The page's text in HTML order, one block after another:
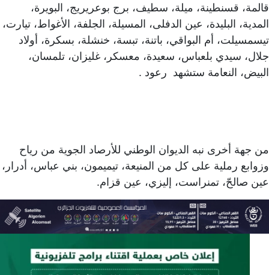
قالمة، قسنطينة، ميلة، سطيف، برج بوعريريج، البويرة،
المدية، البليدة، عين الدفلى، المسيلة، الجلفة، الأغواط، تيارت،
تيسمسيلت، أم البواقي، باتنة، تبسة، خنشلة، بسكرة، أولاد
جلال، سيدي بلعباس، سعيدة، معسكر، غليزان، تلمسان،
البيض، النعامة ستشهد رعود .
من جهة أخرى نبه الديوان الوطني للأرصاد الجوية من رياح
وزوابع رملية على كل من المنيعة، تيميمون، بني عباس، أدرار،
عين صالحّ، تمنراست، إليزي، عين قزام.